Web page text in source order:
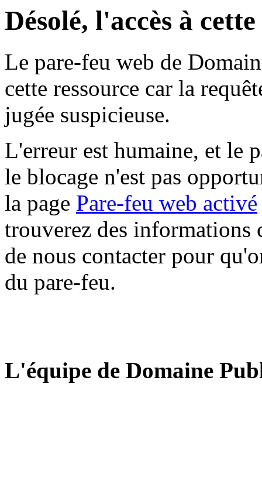
Désolé, l'accès à
Le pare-feu web de
cette ressource car la
jugée suspicieuse.
L'erreur est humaine, et le
le blocage n'est pas
la page Pare-feu web activé
trouverez des informations
de nous contacter pour
du pare-feu.
L'équipe de Domaine